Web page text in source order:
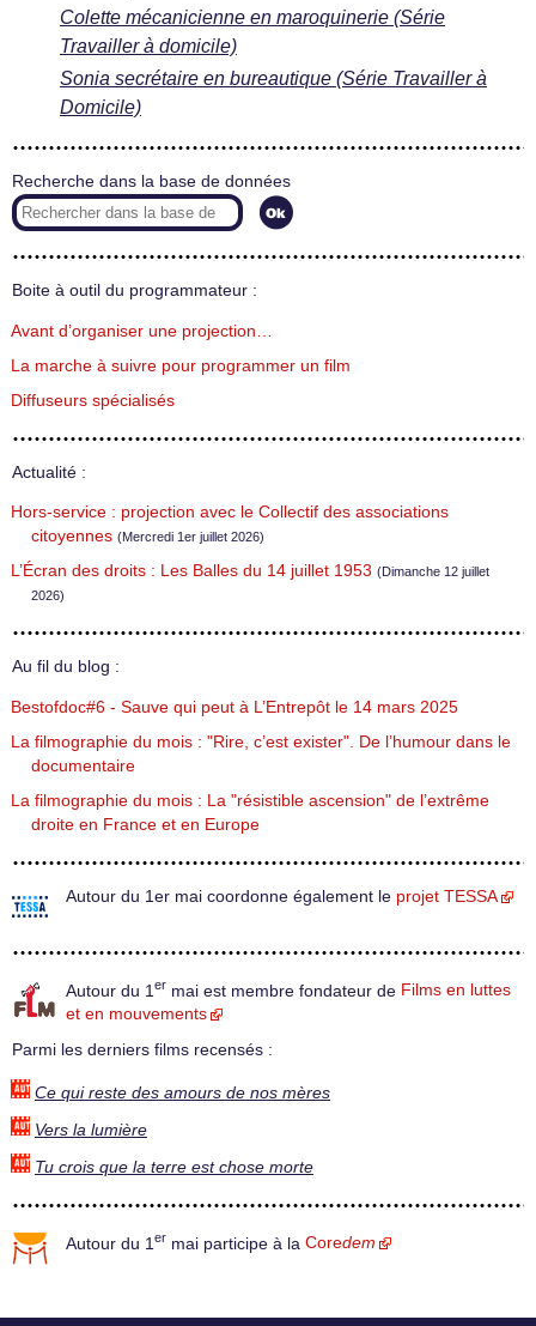
Colette mécanicienne en maroquinerie (Série
Travailler à domicile)
Sonia secrétaire en bureautique (Série Travailler à
Domicile)
Recherche dans la base de données
Boite à outil du programmateur :
Avant d’organiser une projection…
La marche à suivre pour programmer un film
Diffuseurs spécialisés
Actualité :
Hors-service : projection avec le Collectif des associations
citoyennes (Mercredi 1er juillet 2026)
L’Écran des droits : Les Balles du 14 juillet 1953 (Dimanche 12 juillet
2026)
Au fil du blog :
Bestofdoc#6 - Sauve qui peut à L’Entrepôt le 14 mars 2025
La filmographie du mois : "Rire, c’est exister". De l’humour dans le
documentaire
La filmographie du mois : La "résistible ascension" de l’extrême
droite en France et en Europe
Autour du 1er mai coordonne également le projet TESSA
Autour du 1 er mai est membre fondateur de Films en luttes
et en mouvements
Parmi les derniers films recensés :
Ce qui reste des amours de nos mères
Vers la lumière
Tu crois que la terre est chose morte
Autour du 1 er mai participe à la Coredem